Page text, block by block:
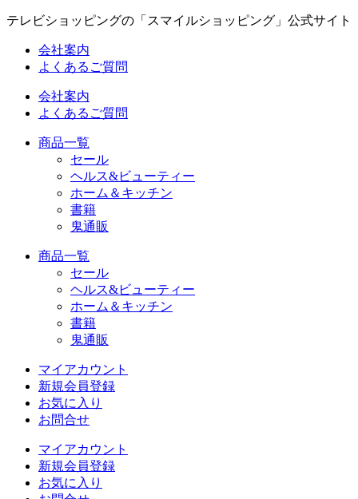
コ
テレビショッピングの「スマイルショッピング」公式サイト
会社案内
よくあるご質問
会社案内
よくあるご質問
商品一覧
セール
ヘルス&ビューティー
ホーム＆キッチン
書籍
鬼通販
商品一覧
セール
ヘルス&ビューティー
ホーム＆キッチン
書籍
鬼通販
マイアカウント
新規会員登録
お気に入り
お問合せ
マイアカウント
新規会員登録
お気に入り